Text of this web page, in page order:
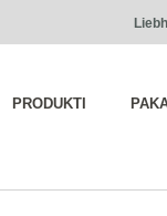
PRODUKTI